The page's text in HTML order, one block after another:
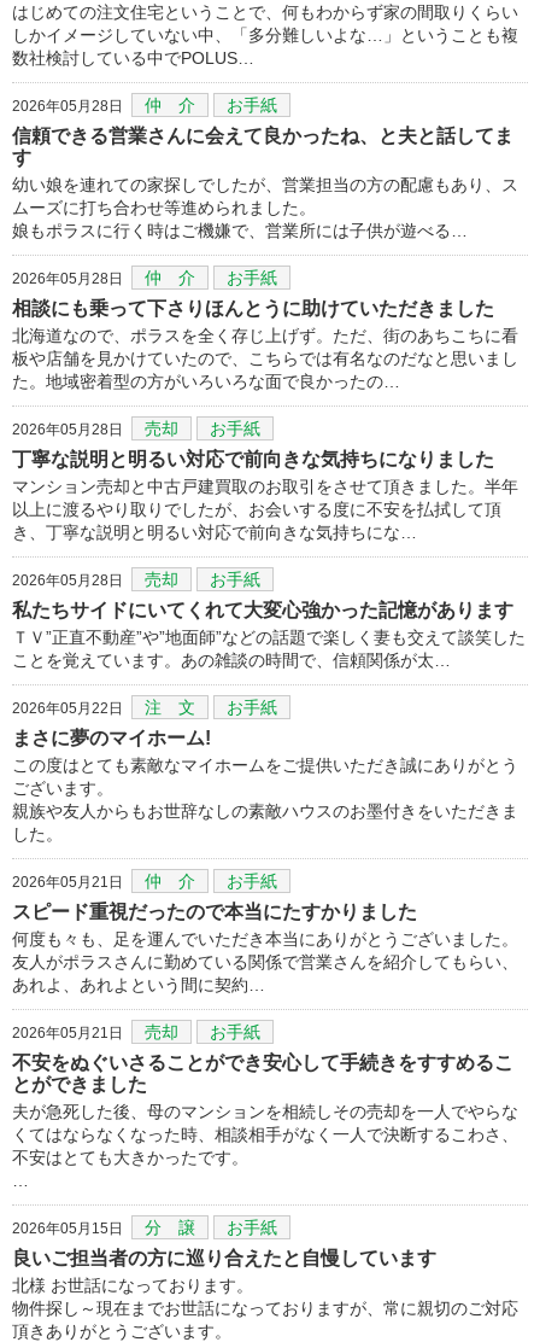
はじめての注文住宅ということで、何もわからず家の間取りくらい
しかイメージしていない中、「多分難しいよな…」ということも複
数社検討している中でPOLUS…
2026年05月28日 仲 介 お手紙
信頼できる営業さんに会えて良かったね、と夫と話してま
す
幼い娘を連れての家探しでしたが、営業担当の方の配慮もあり、ス
ムーズに打ち合わせ等進められました。
娘もポラスに行く時はご機嫌で、営業所には子供が遊べる…
2026年05月28日 仲 介 お手紙
相談にも乗って下さりほんとうに助けていただきました
北海道なので、ポラスを全く存じ上げず。ただ、街のあちこちに看
板や店舗を見かけていたので、こちらでは有名なのだなと思いまし
た。地域密着型の方がいろいろな面で良かったの…
2026年05月28日 売却 お手紙
丁寧な説明と明るい対応で前向きな気持ちになりました
マンション売却と中古戸建買取のお取引をさせて頂きました。半年
以上に渡るやり取りでしたが、お会いする度に不安を払拭して頂
き、丁寧な説明と明るい対応で前向きな気持ちにな…
2026年05月28日 売却 お手紙
私たちサイドにいてくれて大変心強かった記憶があります
ＴＶ”正直不動産”や”地面師”などの話題で楽しく妻も交えて談笑した
ことを覚えています。あの雑談の時間で、信頼関係が太…
2026年05月22日 注 文 お手紙
まさに夢のマイホーム!
この度はとても素敵なマイホームをご提供いただき誠にありがとう
ございます。
親族や友人からもお世辞なしの素敵ハウスのお墨付きをいただきま
した。
2026年05月21日 仲 介 お手紙
スピード重視だったので本当にたすかりました
何度も々も、足を運んでいただき本当にありがとうございました。
友人がポラスさんに勤めている関係で営業さんを紹介してもらい、
あれよ、あれよという間に契約…
2026年05月21日 売却 お手紙
不安をぬぐいさることができ安心して手続きをすすめるこ
とができました
夫が急死した後、母のマンションを相続しその売却を一人でやらな
くてはならなくなった時、相談相手がなく一人で決断するこわさ、
不安はとても大きかったです。
2026年05月15日 分 譲 お手紙
良いご担当者の方に巡り合えたと自慢しています
北様 お世話になっております。
物件探し～現在までお世話になっておりますが、常に親切のご対応
頂きありがとうございます。